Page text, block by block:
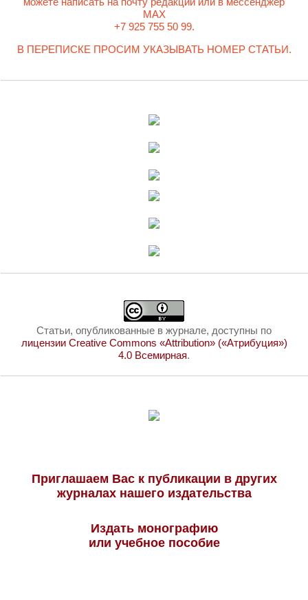
MAX
+7 925 755 50 99.
В ПЕРЕПИСКЕ ПРОСИМ УКАЗЫВАТЬ НОМЕР СТАТЬИ.
Статьи, опубликованные в журнале, доступны по
лицензии Creative Commons «Attribution» («Атрибуция»)
4.0 Всемирная.
Приглашаем Вас к публикации в других
журналах нашего издательства
Издать монографию
или учебное пособие